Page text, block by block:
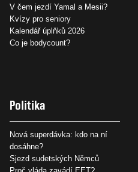
V čem jezdí Yamal a Mesii?
Kvízy pro seniory
Kalendář úplňků 2026
Co je bodycount?
Politika
Nová superdávka: kdo na ní
dosáhne?
Sjezd sudetských Němců